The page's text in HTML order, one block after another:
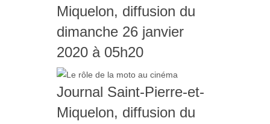
Miquelon, diffusion du
dimanche 26 janvier
2020 à 05h20
Journal Saint-Pierre-et-
Miquelon, diffusion du